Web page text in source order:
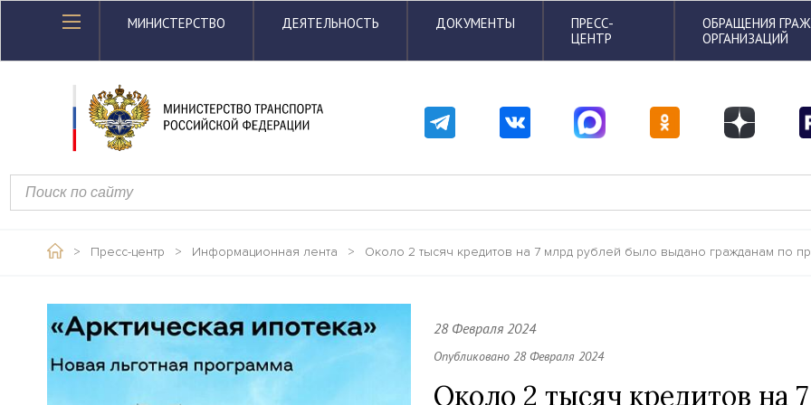
МИНИСТЕРСТВО ДЕЯТЕЛЬНОСТЬ ДОКУМЕНТЫ
ПРЕСС-
ЦЕНТР
ОБРАЩЕНИЯ
ОРГАНИЗАЦИЙ
> Пресс-центр > Информационная лента > Около 2 тысяч кредитов на 7 млрд рублей было выдано гражданам по
28 Февраля 2024
Опубликовано 28 Февраля 2024
Около 2 тысяч кредитов на 7